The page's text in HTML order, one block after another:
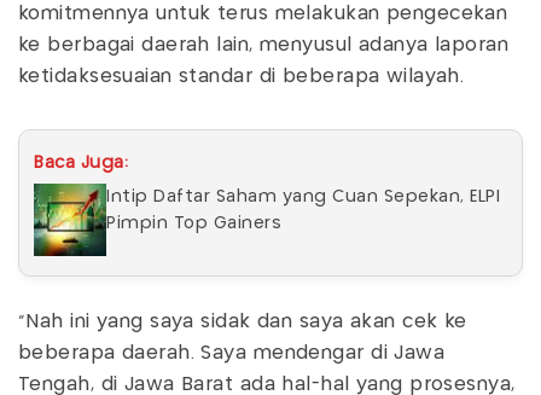
komitmennya untuk terus melakukan pengecekan
ke berbagai daerah lain, menyusul adanya laporan
ketidaksesuaian standar di beberapa wilayah.
Baca Juga:
Intip Daftar Saham yang Cuan Sepekan, ELPI
Pimpin Top Gainers
“Nah ini yang saya sidak dan saya akan cek ke
beberapa daerah. Saya mendengar di Jawa
Tengah, di Jawa Barat ada hal-hal yang prosesnya,